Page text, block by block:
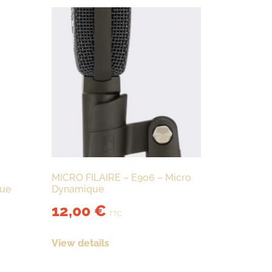
MICRO FILAIRE – E906 – Micro
Dynamique
12,00 € TTC
View details